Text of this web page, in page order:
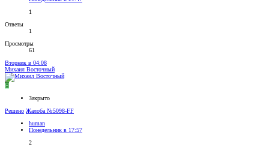
1
Ответы
1
Просмотры
61
Вторник в 04:08
Михаил Восточный
H
Закрыто
Решено Жалоба №5098-FF
human
Понедельник в 17:57
2